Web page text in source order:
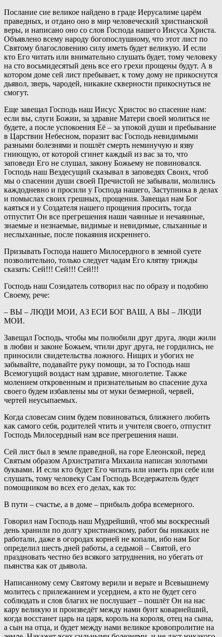
Послание сие великое найдено в граде Иерусалиме царём
праведных, и отдано оно в мир человеческий христианской
веры, и написано оно со слов Господа нашего Иисуса Христа.
Объявлено всему народу богопослушному, что этот лист по
Святому благословению силу иметь будет великую. И если
кто Его читать или внимательно слушать будет, тому человеку
на сто восьмидесятый день все его грехи прощены будут. А в
котором доме сей лист пребывает, к тому дому не прикоснутся
дьявол, зверь, чародей, никакие скверности прикоснуться не
смогут.
Еще завещал Господь наш Иисус Христос во спасение нам:
если вы, слуги Божии, за здравие Матери своей молиться не
будете, а после успокоения Её – за упокой души и пребывание
в Царствии Небесном, поразит вас Господь невидимыми
разными болезнями и пошлёт смерть неминучую и язву
гниющую, от которой сгинет каждый из вас за то, что
заповеди Его не слушал, закону Божьему не повиновался.
Господь наш Вездесущий сказывал в заповедях Своих, чтоб
мы о спасении души своей Пречистой не забывали, молились
каждодневно и просили у Господа нашего, Заступника в делах
и помыслах своих грешных, прощения. Завещал нам Бог
каяться и у Создателя нашего прощения просить, тогда
отпустит Он все прегрешения наши чаянные и нечаянные,
знаемые и незнаемые, видимые и невидимые, слыханные и
неслыханные, после покаяния искреннего.
Призывать Господа нашего Милосердного в земной суете
позволительно, только следует чадам Его клятву трижды
сказать: Сей!!! Сей!!! Сей!!!
Господь наш Созидатель сотворил нас по образу и подобию
Своему, рече:
– ВЫ – ЛЮДИ МОИ, АЗ ЕСИ БОГ ВАШ, А ВЫ – ЛЮДИ
МОИ.
Завещал Господь, чтобы мы полюбили друг друга, люди жили
в любви и законе Божьем, чтили друг друга, не гордились, не
приносили свидетельства ложного. Нищих и убогих не
забывайте, подавайте руку помощи, за то Господь наш
Всемогущий воздаст нам здравие, многолетие. Также
молением откровенным и признательным во спасение духа
своего будем избавлены мы от муки безмерной, червей,
чертей неусыпаемых.
Когда словесам сиим будем повиноваться, ближнего любить
как самого себя, родителей чтить и учителя своего, отпустит
Господь Милосердный нам все прегрешения наши.
Сей лист был в земле праведной, на горе Елеонской, перед
Святым образом Архистратига Михаила написан золотыми
буквами. И если кто будет Его читать или иметь при себе или
слушать, тому человеку Сам Господь Вседержатель будет
помощником во всех его делах, как то:
В пути – счастье, а в доме – прибыль добра всемерного.
Говорил нам Господь наш Мудрейший, чтоб мы воскресный
день хранили по долгу христианскому, работ бы никаких не
работали, даже в огородах корней не копали, ибо нам Бог
определил шесть дней работы, а седьмой – Святой, его
праздновать честно без всякого затруднения, но убегать от
пьянства как от дьявола.
Написанному сему Святому верили и верьте и Всевышнему
молитесь с прилежанием и усердием, а кто не будет сего
соблюдать и слов благих не послушает – пошлёт Он на нас
кару великую и произведёт между нами бунт коварнейший,
когда восстанет царь на царя, король на короля, отец на сына,
а сын на отца, и будет между нами великое кровопролитие на